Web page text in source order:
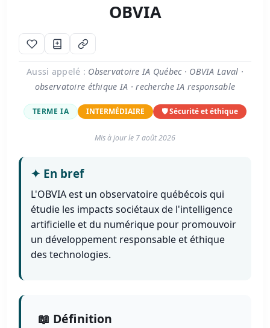
OBVIA
Aussi appelé : Observatoire IA Québec · OBVIA Laval ·
observatoire éthique IA · recherche IA responsable
TERME IA INTERMÉDIAIRE 🛡️ Sécurité et éthique
Mis à jour le 7 août 2026
✦ En bref
L'OBVIA est un observatoire québécois qui
étudie les impacts sociétaux de l'intelligence
artificielle et du numérique pour promouvoir
un développement responsable et éthique
des technologies.
📖 Définition